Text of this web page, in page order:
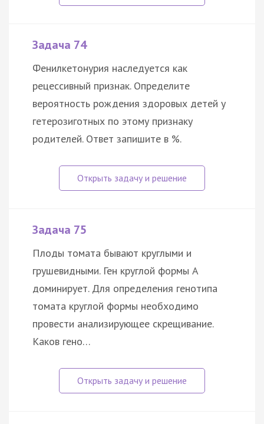
Задача 74
Фенилкетонурия наследуется как
рецессивный признак. Определите
вероятность рождения здоровых детей у
гетерозиготных по этому признаку
родителей. Ответ запишите в %.
Задача 75
Плоды томата бывают круглыми и
грушевидными. Ген круглой формы А
доминирует. Для определения генотипа
томата круглой формы необходимо
провести анализирующее скрещивание.
Каков гено…